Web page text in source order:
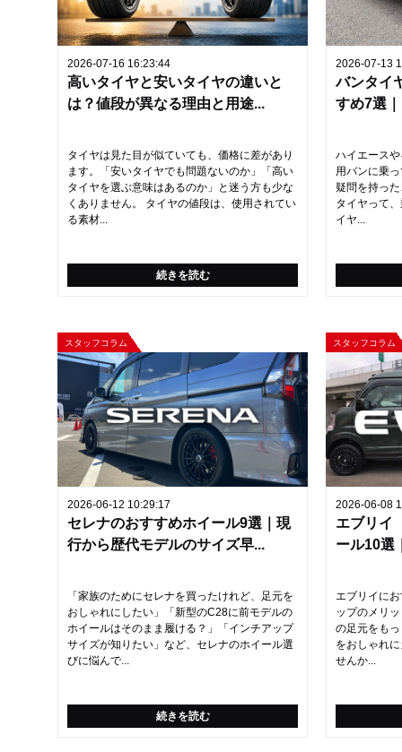
2026-07-16 16:23:44
高いタイヤと安いタイヤの違いと
は？値段が異なる理由と用途...
タイヤは見た目が似ていても、価格に差があり
ます。「安いタイヤでも問題ないのか」「高い
タイヤを選ぶ意味はあるのか」と迷う方も少な
くありません。 タイヤの値段は、使用されてい
る素材...
続きを読む
2026-07-13
バンタイ
すめ7選
ハイエース
用バンに乗
疑問を持っ
タイヤって
イヤ...
スタッフコラム
2026-06-12 10:29:17
セレナのおすすめホイール9選｜現
行から歴代モデルのサイズ早...
「家族のためにセレナを買ったけれど、足元を
おしゃれにしたい」「新型のC28に前モデルの
ホイールはそのまま履ける？」「インチアップ
サイズが知りたい」など、セレナのホイール選
びに悩んで...
続きを読む
スタッフコラム
2026-06-08
エブリイ
ール10選
エブリイに
ップのメリ
の足元をも
をおしゃれ
せんか...